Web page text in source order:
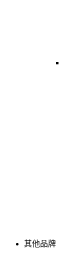
其他品牌